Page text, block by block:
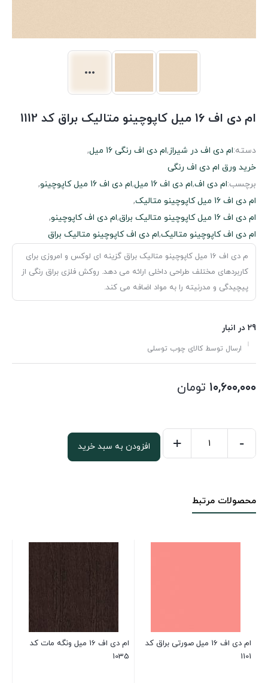
ام دی اف 16 میل کاپوچینو متالیک براق کد 1112
دسته:ام دی اف در شیراز,ام دی اف رنگی 16 میل
,
خرید ورق ام دی اف رنگی
برچسب:ام دی اف,ام دی اف 16 میل ,ام دی اف 16 میل کاپوچینو
,
ام دی اف 16 میل کاپوچینو متالیک
,
ام دی اف 16 میل کاپوچینو متالیک براق
,ام دی اف کاپوچینو,
ام دی اف کاپوچینو متالیک,ام دی اف کاپوچینو متالیک براق
م دی اف 16 میل کاپوچینو متالیک براق گزینه ای لوکس و امروزی برای
کاربردهای مختلف طراحی داخلی ارائه می دهد. روکش فلزی براق رنگی از
پیچیدگی و مدرنیته را به مواد اضافه می کند.
29 در انبار
ارسال توسط کالای چوب توسلی
۱۰,۶۰۰,۰۰۰ تومان
16
-
+ افزودن به سبد خرید
محصولات مرتبط
ام دی اف 16 میل صورتی براق کد
1101
ام دی اف 16 میل ونگه مات کد
1035